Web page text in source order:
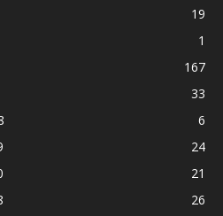
19
1
167
33
6
24
21
26